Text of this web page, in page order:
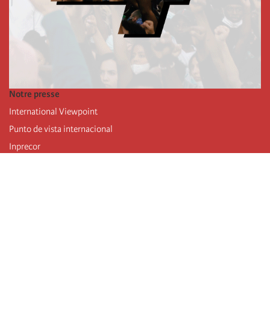
Notre presse
International Viewpoint
Punto de vista internacional
Inprecor